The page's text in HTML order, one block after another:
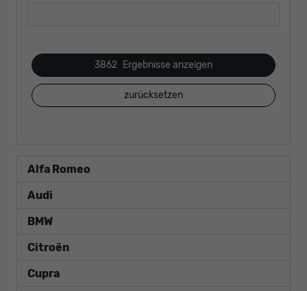
3862 Ergebnisse anzeigen
zurücksetzen
Alfa Romeo
Audi
BMW
Citroën
Cupra